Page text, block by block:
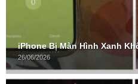
iPhone Bị Màn Hình Xanh
26/06/2026